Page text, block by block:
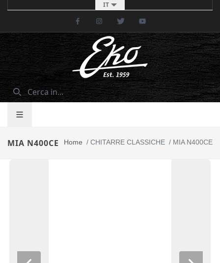
IT
FacebookInstagramTwitter
MIA N400CE Home / CHITARRE CLASSICHE / MIA N400CE